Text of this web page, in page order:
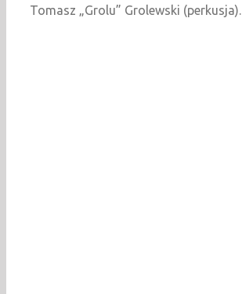
Tomasz „Grolu” Grolewski (perkusja).